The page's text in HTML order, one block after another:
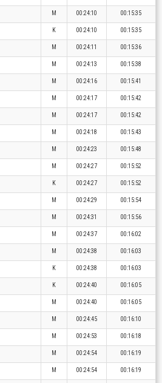
M 00:24:10 00:15:35
K 00:24:10 00:15:35
M 00:24:11 00:15:36
M 00:24:13 00:15:38
M 00:24:16 00:15:41
M 00:24:17 00:15:42
M 00:24:17 00:15:42
M 00:24:18 00:15:43
M 00:24:23 00:15:48
M 00:24:27 00:15:52
K 00:24:27 00:15:52
M 00:24:29 00:15:54
M 00:24:31 00:15:56
M 00:24:37 00:16:02
M 00:24:38 00:16:03
K 00:24:38 00:16:03
K 00:24:40 00:16:05
M 00:24:40 00:16:05
M 00:24:45 00:16:10
M 00:24:53 00:16:18
M 00:24:54 00:16:19
M 00:24:54 00:16:19